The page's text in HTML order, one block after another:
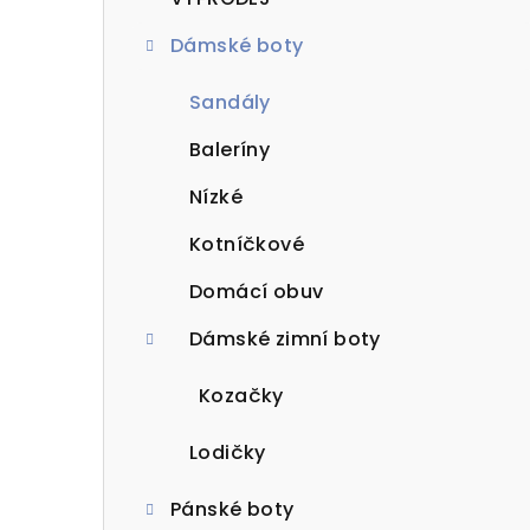
Dámské boty
Sandály
Baleríny
Nízké
Kotníčkové
Domácí obuv
Dámské zimní boty
Kozačky
Lodičky
Pánské boty